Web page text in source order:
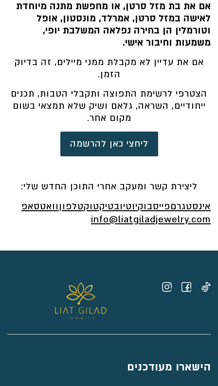
אם את בת מזל סרטן, או מחפשת מתנה מיוחדת
לאישה במזל סרטן, אמרלד, מונסטון, אופל
וטורמלין הן בחירה נפלאה המשלבת יופי,
משמעות וחיבור אישי.
אם את עדיין לא מקבלת ממני מיילים, זה בדיוק
הזמן.
הצטרפי לרשימת התפוצה ותקבלי הטבות, תכנים
ייחודיים, השראה, גלאם ושיק שלא תמצאי בשום
מקום אחר.
ליחצי כאן להרשמה
ליצירת קשר ומעקב אחרי התוכן החדש שלי:
אינסטגרםפייסבוקיוטיובטיקטוקטלפון וואטסאפ
info@liatgiladjewelry.com
הישארו מעודכנים